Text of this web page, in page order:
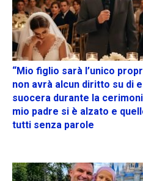
“Mio figlio sarà l’unico
non avrà alcun diritto su di
suocera durante la
mio padre si è alzato e
tutti senza parole